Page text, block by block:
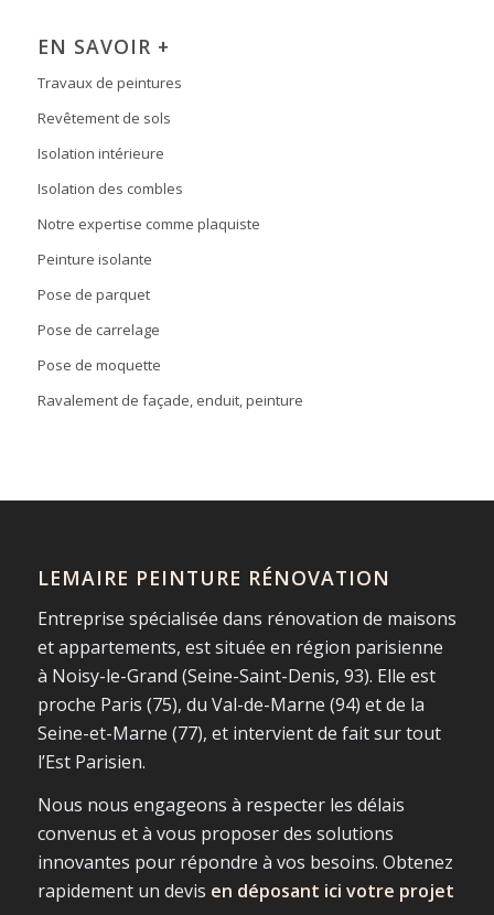
EN SAVOIR +
Travaux de peintures
Revêtement de sols
Isolation intérieure
Isolation des combles
Notre expertise comme plaquiste
Peinture isolante
Pose de parquet
Pose de carrelage
Pose de moquette
Ravalement de façade, enduit, peinture
LEMAIRE PEINTURE RÉNOVATION
Entreprise spécialisée dans rénovation de maisons
et appartements, est située en région parisienne
à Noisy-le-Grand (Seine-Saint-Denis, 93). Elle est
proche Paris (75), du Val-de-Marne (94) et de la
Seine-et-Marne (77), et intervient de fait sur tout
l’Est Parisien.
Nous nous engageons à respecter les délais
convenus et à vous proposer des solutions
innovantes pour répondre à vos besoins. Obtenez
rapidement un devis en déposant ici votre projet